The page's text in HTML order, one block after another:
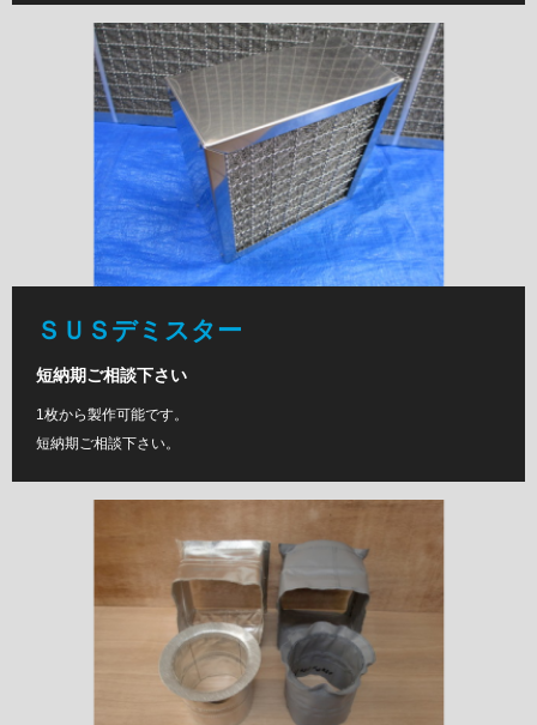
ＳＵＳデミスター
短納期ご相談下さい
1枚から製作可能です。
短納期ご相談下さい。